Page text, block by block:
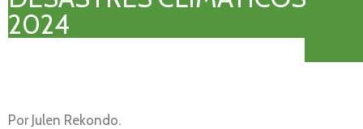
2024
Por Julen Rekondo.